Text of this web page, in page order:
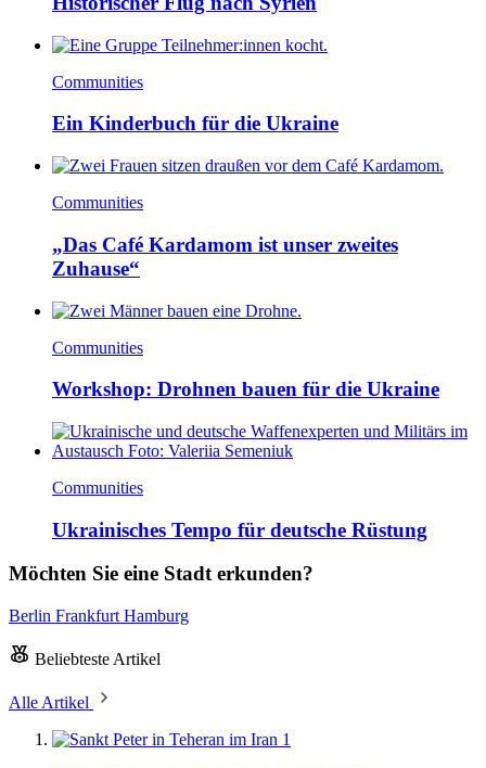
Communities
Ein Kinderbuch für die Ukraine
Communities
„Das Café Kardamom ist unser zweites
Zuhause“
Communities
Workshop: Drohnen bauen für die Ukraine
Communities
Ukrainisches Tempo für deutsche Rüstung
Möchten Sie eine Stadt erkunden?
Berlin Frankfurt Hamburg
Beliebteste Artikel
Alle Artikel
1